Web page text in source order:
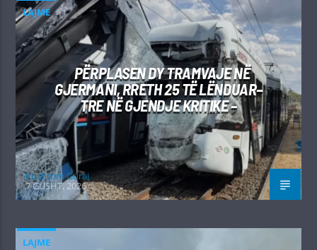
LAJME
PËRPLASEN DY TRAMVAJE NË
GJERMANI, RRETH 25 TË LËNDUAR–
TRE NË GJENDJE KRITIKE –
Kushtrim Guraj
7 GUSHT, 2026
LAJME